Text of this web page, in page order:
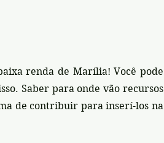
renda de Marília! Você pode
Saber para onde vão recursos
de contribuir para inserí-los na